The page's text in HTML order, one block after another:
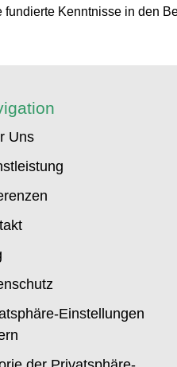
Kenntnisse in den
Uns
Einstellungen